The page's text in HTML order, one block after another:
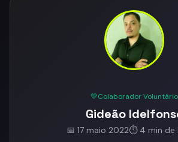
💚Colaborador Voluntário
Gideão
📅 17 maio 2022⏱️ 4 min de